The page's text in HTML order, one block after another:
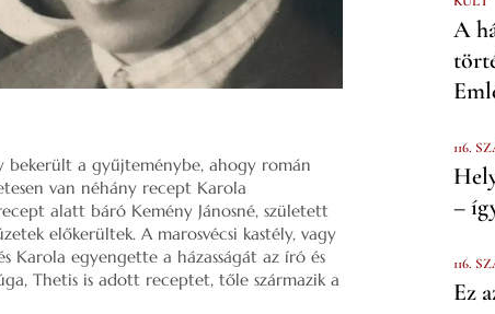
a gyűjteménybe, ahogy román
van néhány recept Karola
alatt báró Kemény Jánosné, született
előkerültek. A marosvécsi kastély, vagy
Karola egyengette a házasságát az író és
Thetis is adott receptet, tőle származik a
A
116.
–
116.
Ez